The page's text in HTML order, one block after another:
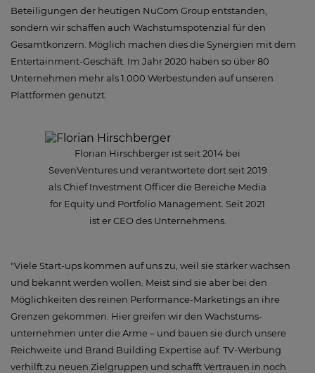
Beteiligungen der heutigen NuCom Group entstanden,
sondern wir schaffen auch Wachstumspotenzial für den
Gesamtkonzern. Möglich machen dies die Synergien mit dem
Entertainment-Geschäft. Im Jahr 2020 haben so über 80
Unternehmen mehr als 1.000 Werbestunden auf unseren
Plattformen genutzt.
Florian Hirschberger ist seit 2014 bei
SevenVentures und verantwortete dort seit 2019
als Chief Investment Officer die Bereiche Media
for Equity und Portfolio Management. Seit 2021
ist er CEO des Unternehmens.
"Viele Start-ups kommen auf uns zu, weil sie stärker wachsen
und bekannt werden wollen. Meist sind sie aber bei den
Möglichkeiten des reinen Performance-Marketings an ihre
Grenzen gekommen. Hier greifen wir den Wachstums­
unternehmen unter die Arme – und bauen sie durch unsere
Reichweite und Brand Building Expertise auf. TV-Werbung
verhilft zu neuen Zielgruppen und schafft Vertrauen in noch